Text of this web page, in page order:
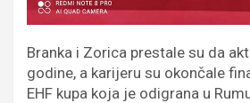
Branka i Zorica prestale su da
godine, a karijeru su okončale
EHF kupa koja je odigrana u